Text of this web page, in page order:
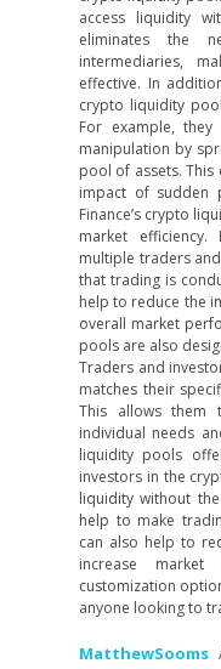
access liquidity
eliminates the
intermediaries,
effective. In
crypto liquidity
For example,
manipulation by
pool of assets.
impact of sudden
Finance’s crypto
market
multiple traders
that trading is
help to reduce the
overall market
pools are also
Traders and
matches their
This allows
individual needs
liquidity pools
investors in the
liquidity without
help to make
can also help to
increase
customization
anyone looking to
MatthewSooms